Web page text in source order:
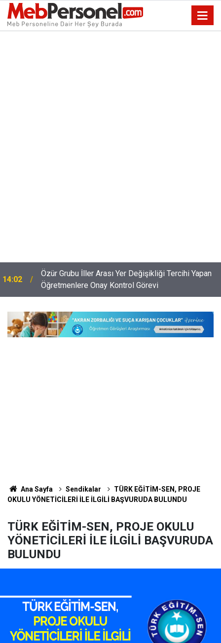
13:30
Okullara 60 Binden Fazla Personel Alınacak:
Güvenlik İŞKUR'dan, Temizlik Taşerondan
Ana Sayfa Sendikalar
TÜRK EĞİTİM-SEN, PROJE
OKULU YÖNETİCİLERİ İLE İLGİLİ BAŞVURUDA BULUNDU
TÜRK EĞİTİM-SEN, PROJE OKULU
YÖNETİCİLERİ İLE İLGİLİ BAŞVURUDA
BULUNDU